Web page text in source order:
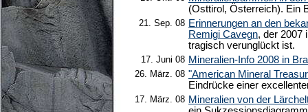
(Osttirol, Österreich). Ein
21. Sep. 08 Erinnerungen an den
Remigi Cavegn, der 2007
tragisch verunglückt ist.
17. Juni 08 Mineralien-Info 2008 in
26. März. 08 "American Mineral
Eindrücke einer
17. März. 08 Mineralien von der